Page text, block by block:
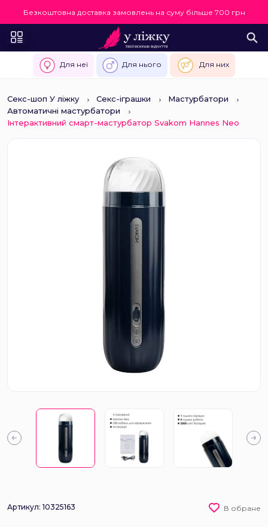
Безкоштовна доставка замовлень на суму більше 700 грн
Для неї Для нього Для них
Секс-шоп У ліжку Секс-іграшки
Мастурбатори
Автоматичні мастурбатори
Інтерактивний смарт-мастурбатор Svakom Hannes Neo
Артикул: 10325163 В обране